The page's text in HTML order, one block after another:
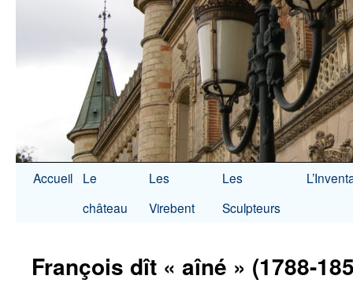
Accueil
Le
château
Les
Virebent
Les
Sculpteurs
François dît « aîné » (1788-